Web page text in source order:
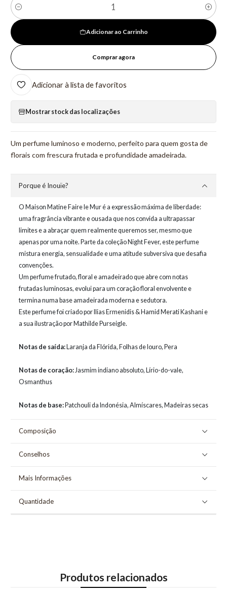
Quantidade
Adicionar ao Carrinho
Comprar agora
Adicionar à lista de favoritos
Mostrar stock das localizações
Um perfume luminoso e moderno, perfeito para quem gosta de
florais com frescura frutada e profundidade amadeirada.
Porque é Inouïe?
O Maison Matine Faire le Mur é a expressão máxima de liberdade:
uma fragrância vibrante e ousada que nos convida a ultrapassar
limites e a abraçar quem realmente queremos ser, mesmo que
apenas por uma noite. Parte da coleção Night Fever, este perfume
mistura energia, sensualidade e uma atitude subversiva que desafia
convenções.
Um perfume frutado, floral e amadeirado que abre com notas
frutadas luminosas, evolui para um coração floral envolvente e
termina numa base amadeirada moderna e sedutora.
Este perfume foi criado por Ilias Ermenidis & Hamid Merati Kashani e
a sua ilustração por Mathilde Purseigle.
Notas de saída:Laranja da Flórida, Folhas de louro, Pera
Notas de coração:Jasmim indiano absoluto, Lírio-do-vale,
Osmanthus
Notas de base:Patchouli da Indonésia, Almíscares, Madeiras secas
Composição
Conselhos
Mais Informações
Quantidade
Produtos relacionados